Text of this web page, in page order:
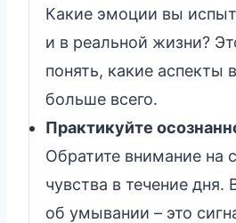
Какие эмоции вы
и в реальной жизни?
понять, какие аспекты
больше всего.
Практикуйте
Обратите внимание на
чувства в течение
об умывании – это